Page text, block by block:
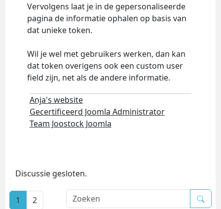
Vervolgens laat je in de gepersonaliseerde
pagina de informatie ophalen op basis van
dat unieke token.
Wil je wel met gebruikers werken, dan kan
dat token overigens ook een custom user
field zijn, net als de andere informatie.
Anja's website
Gecertificeerd Joomla Administrator
Team Joostock Joomla
Discussie gesloten.
1 2